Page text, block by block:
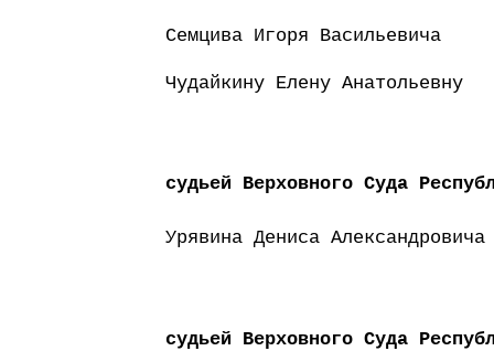
Семцива Игоря Васильевича
Чудайкину Елену Анатольевну
судьей Верховного Суда
Урявина Дениса Александровича
судьей Верховного Суда